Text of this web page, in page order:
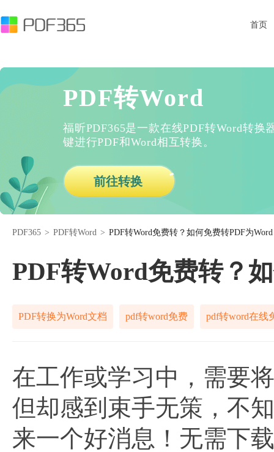
首页
PDF转Word
福昕PDF365是一款在线PDF转Word转换
键进行PDF和Word相互转换。
前往转换
PDF365 > PDF转Word > PDF转Word免费转？如何免费转PDF为
PDF转Word免费转？
PDF转换为Word文档 pdf转word免费 pdf转word在线
在工作或学习中，需要
但却感到束手无策，不
来一个好消息！无需下